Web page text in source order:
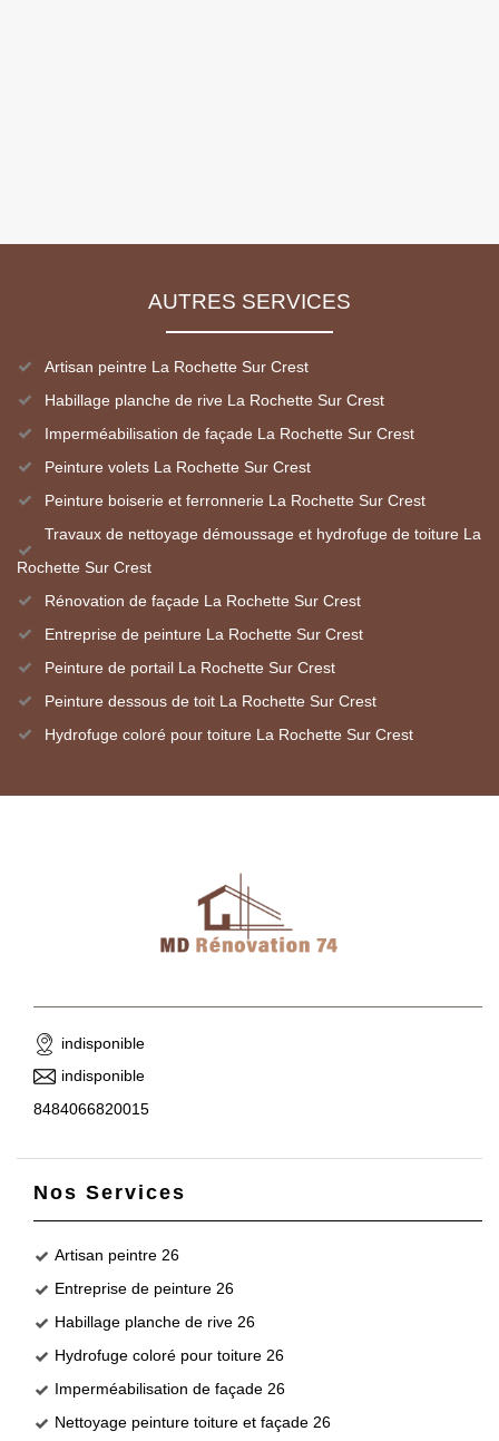
AUTRES SERVICES
Artisan peintre La Rochette Sur Crest
Habillage planche de rive La Rochette Sur Crest
Imperméabilisation de façade La Rochette Sur Crest
Peinture volets La Rochette Sur Crest
Peinture boiserie et ferronnerie La Rochette Sur Crest
Travaux de nettoyage démoussage et hydrofuge de toiture La
Rochette Sur Crest
Rénovation de façade La Rochette Sur Crest
Entreprise de peinture La Rochette Sur Crest
Peinture de portail La Rochette Sur Crest
Peinture dessous de toit La Rochette Sur Crest
Hydrofuge coloré pour toiture La Rochette Sur Crest
indisponible
indisponible
8484066820015
Nos Services
Artisan peintre 26
Entreprise de peinture 26
Habillage planche de rive 26
Hydrofuge coloré pour toiture 26
Imperméabilisation de façade 26
Nettoyage peinture toiture et façade 26